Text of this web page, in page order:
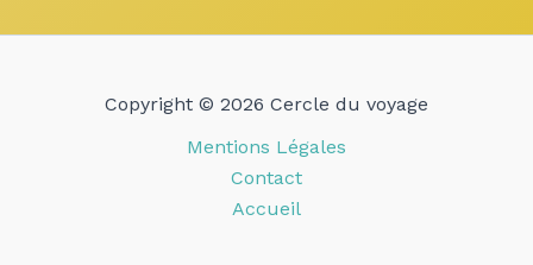
Copyright © 2026 Cercle du voyage
Mentions Légales
Contact
Accueil